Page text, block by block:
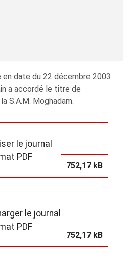
en date du 22 décembre 2003
a accordé le titre de
S.A.M. Moghadam.
le journal
PDF
752,17 kB
le journal
PDF
752,17 kB